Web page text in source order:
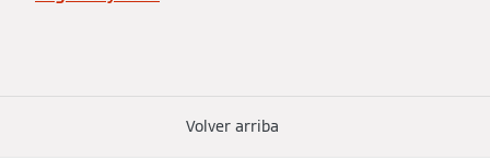
Volver arriba